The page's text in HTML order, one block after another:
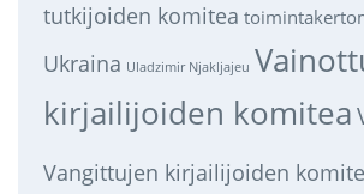
tutkijoiden komitea
Ukraina Uladzimir Njakljajeu
kirjailijoiden komitea
Vangittujen kirjailijoiden